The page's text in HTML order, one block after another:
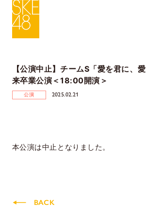
【公演中止】チームS「愛を君に、
来卒業公演＜18:00開演＞
公演 2025.02.21
本公演は中止となりました。
BACK